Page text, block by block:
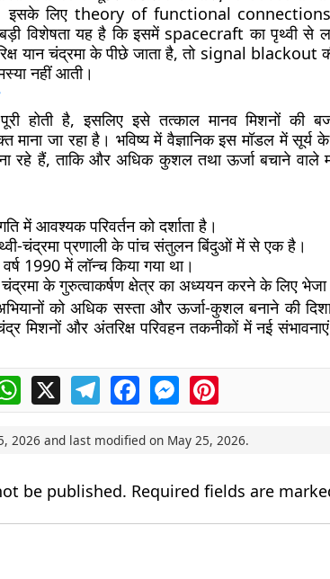
इसके लिए theory of functional
विशेषता यह है कि इसमें spacecraft का पृथ्वी से
यान चंद्रमा के पीछे जाता है, तो signal blackout
नहीं आती।
होती है, इसलिए इसे तत्काल मानव मिशनों की
जा रहा है। भविष्य में वैज्ञानिक इस मॉडल में सूर्य के
रहे हैं, ताकि और अधिक कुशल तथा ऊर्जा बचाने वाले
में आवश्यक परिवर्तन को दर्शाता है।
चंद्रमा प्रणाली के पांच संतुलन बिंदुओं में से एक है।
1990 में लॉन्च किया गया था।
के गुरुत्वाकर्षण क्षेत्र का अध्ययन करने के लिए भेजा
को अधिक सस्ता और ऊर्जा-कुशल बनाने की
मिशनों और अंतरिक्ष परिवहन तकनीकों में नई
WhatsApp
X TelegramFacebookMessengerPinterest
2026 and last modified on May 25, 2026.
be published. Required fields are